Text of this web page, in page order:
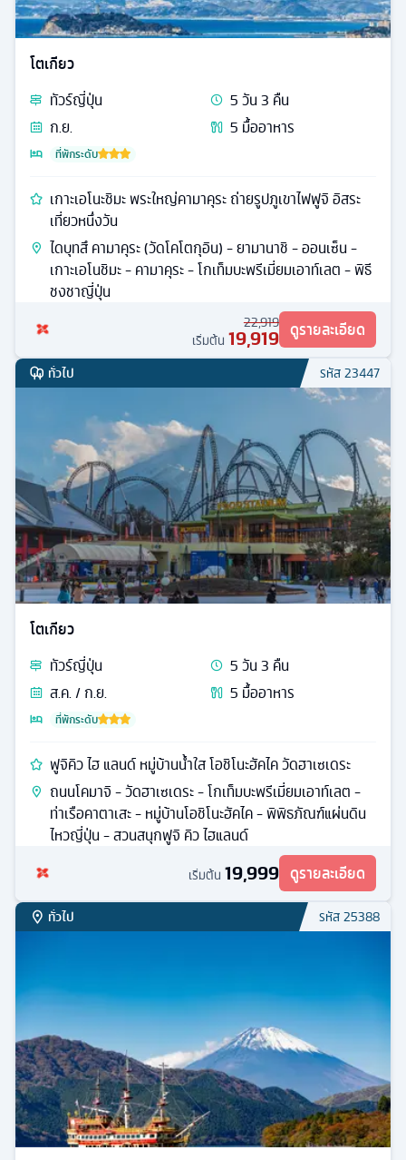
โตเกียว
ทัวร์ญี่ปุ่น 5วัน3 คืน
ก.ย.
5 มื้ออาหาร
ที่พักระดับ
เกาะเอโนะชิมะ พระใหญ่คามาคุระ ถ่ายรูปภูเขาไฟฟูจิ อิสระ
เที่ยวหนึ่งวัน
ไดบุทสึ คามาคุระ (วัดโคโตกุอิน) - ยามานาชิ - ออนเซ็น -
เกาะเอโนชิมะ - คามาคุระ - โกเท็มบะพรีเมี่ยมเอาท์เลต - พิธี
ชงชาญี่ปุ่น
22,919
เริ่มต้น 19,919 ดูรายละเอียด
ทั่วไป รหัส23447
โตเกียว
ทัวร์ญี่ปุ่น 5วัน3 คืน
ส.ค. / ก.ย.
5 มื้ออาหาร
ที่พักระดับ
ฟูจิคิว ไฮ แลนด์ หมู่บ้านน้ำใส โอชิโนะฮัคไค วัดฮาเซเดระ
ถนนโคมาจิ - วัดฮาเซเดระ - โกเท็มบะพรีเมี่ยมเอาท์เลต -
ท่าเรือคาตาเสะ - หมู่บ้านโอชิโนะฮัคไค - พิพิธภัณฑ์แผ่นดิน
ไหวญี่ปุ่น - สวนสนุกฟูจิ คิว ไฮแลนด์
เริ่มต้น 19,999 ดูรายละเอียด
ทั่วไป รหัส25388